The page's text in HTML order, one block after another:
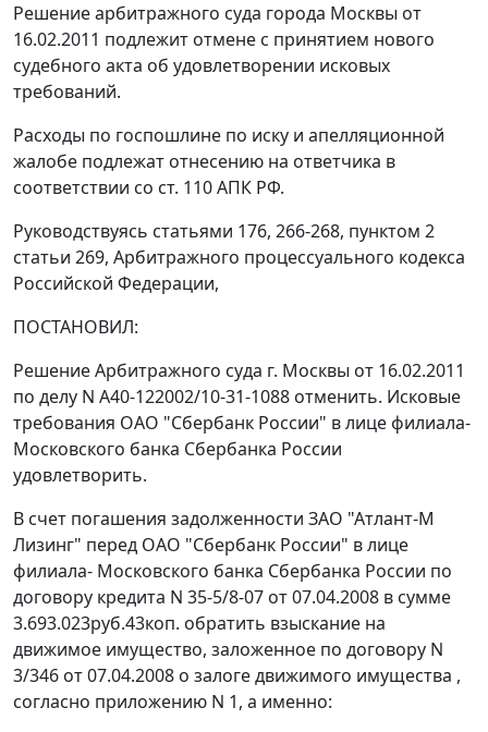
Решение арбитражного суда города Москвы от
16.02.2011 подлежит отмене с принятием нового
судебного акта об удовлетворении исковых
требований.
Расходы по госпошлине по иску и апелляционной
жалобе подлежат отнесению на ответчика в
соответствии со ст. 110АПК РФ.
Руководствуясь статьями 176, 266-268, пунктом 2
статьи 269, Арбитражного процессуального кодекса
Российской Федерации,
ПОСТАНОВИЛ:
Решение Арбитражного суда г. Москвы от 16.02.2011
по делу N А40-122002/10-31-1088 отменить. Исковые
требования ОАО "Сбербанк России" в лице филиала-
Московского банка Сбербанка России
удовлетворить.
В счет погашения задолженности ЗАО "Атлант-М
Лизинг" перед ОАО "Сбербанк России" в лице
филиала- Московского банка Сбербанка России по
договору кредита N 35-5/8-07 от 07.04.2008 в сумме
3.693.023руб.43коп. обратить взыскание на
движимое имущество, заложенное по договору N
3/346 от 07.04.2008 о залоге движимого имущества ,
согласно приложению N 1, а именно: